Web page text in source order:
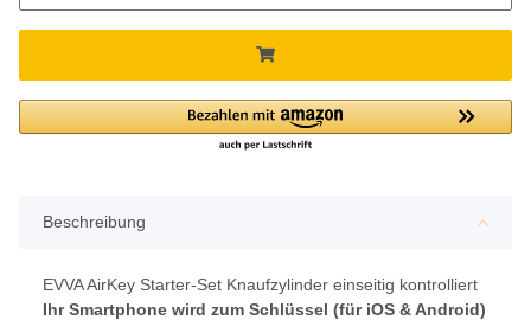
Beschreibung
EVVA AirKey Starter-Set Knaufzylinder einseitig kontrolliert
Ihr Smartphone wird zum Schlüssel (für iOS & Android)